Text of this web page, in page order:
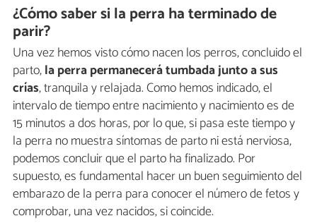
¿Cómo saber si la perra ha terminado de
parir?
Una vez hemos visto cómo nacen los perros, concluido el
parto,la perra permanecerá tumbada junto a sus
crías, tranquila y relajada. Como hemos indicado, el
intervalo de tiempo entre nacimiento y nacimiento es de
15 minutos a dos horas, por lo que, si pasa este tiempo y
la perra no muestra síntomas de parto ni está nerviosa,
podemos concluir que el parto ha finalizado. Por
supuesto, es fundamental hacer un buen seguimiento del
embarazo de la perra para conocer el número de fetos y
comprobar, una vez nacidos, si coincide.